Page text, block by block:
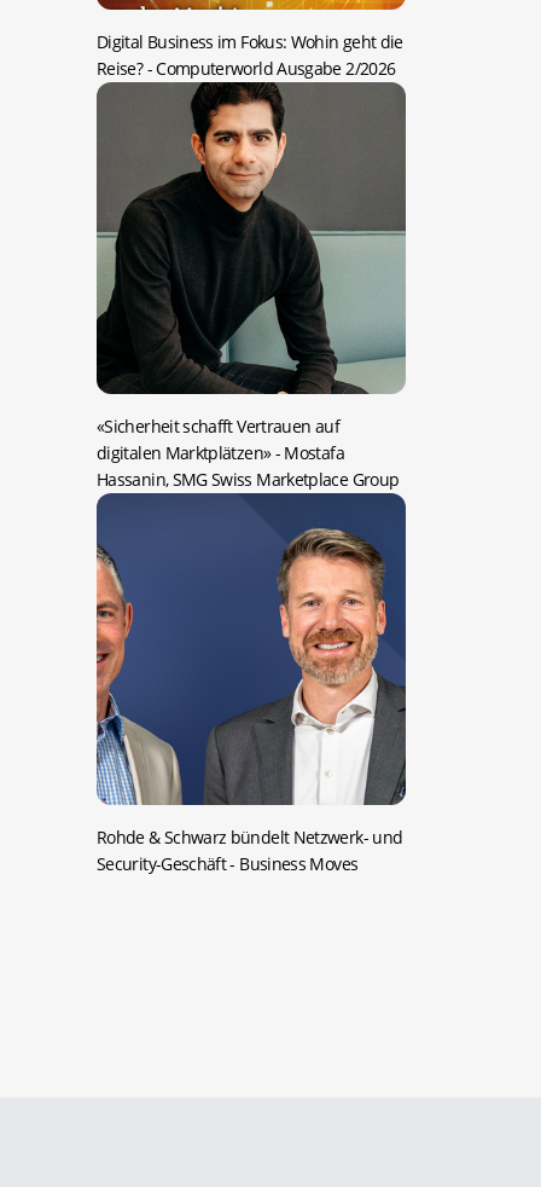
Digital Business im Fokus: Wohin geht die
Reise?- Computerworld Ausgabe 2/2026
«Sicherheit schafft Vertrauen auf
digitalen Marktplätzen»- Mostafa
Hassanin, SMG Swiss Marketplace Group
Rohde & Schwarz bündelt Netzwerk- und
Security-Geschäft- Business Moves